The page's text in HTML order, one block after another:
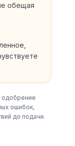
обещая
одобрение
ошибок,
до подачи.